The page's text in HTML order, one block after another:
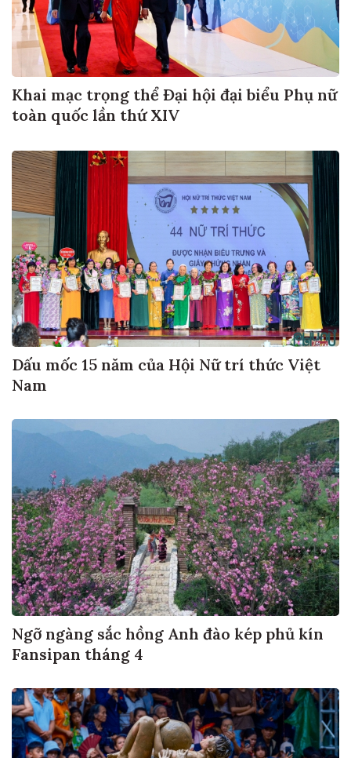
Khai mạc trọng thể Đại hội đại biểu Phụ nữ
toàn quốc lần thứ XIV
Dấu mốc 15 năm của Hội Nữ trí thức Việt
Nam
Ngỡ ngàng sắc hồng Anh đào kép phủ kín
Fansipan tháng 4